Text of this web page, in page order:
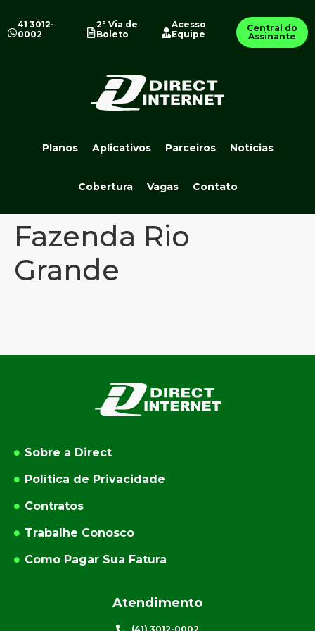
41 3012-
0002
2º Via de
Boleto
Acesso
Equipe
Central do
Assinante
Planos Aplicativos Parceiros Notícias
Cobertura Vagas Contato
Fazenda Rio
Grande
Sobre a Direct
Política de Privacidade
Contratos
Trabalhe Conosco
Como Pagar Sua Fatura
Atendimento